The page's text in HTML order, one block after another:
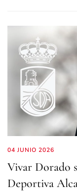
04 JUNIO 2026
Vivar Dorado
Deportiva